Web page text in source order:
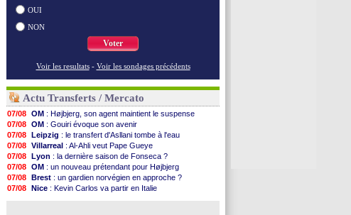
OUI
NON
Voter
Voir les resultats - Voir les sondages précédents
Actu Transferts / Mercato
07/08 OM : Højbjerg, son agent maintient le suspense
07/08 OM : Gouiri évoque son avenir
07/08 Leipzig : le transfert d'Asllani tombe à l'eau
07/08 Villarreal : Al-Ahli veut Pape Gueye
07/08 Lyon : la dernière saison de Fonseca ?
07/08 OM : un nouveau prétendant pour Højbjerg
07/08 Brest : un gardien norvégien en approche ?
07/08 Nice : Kevin Carlos va partir en Italie